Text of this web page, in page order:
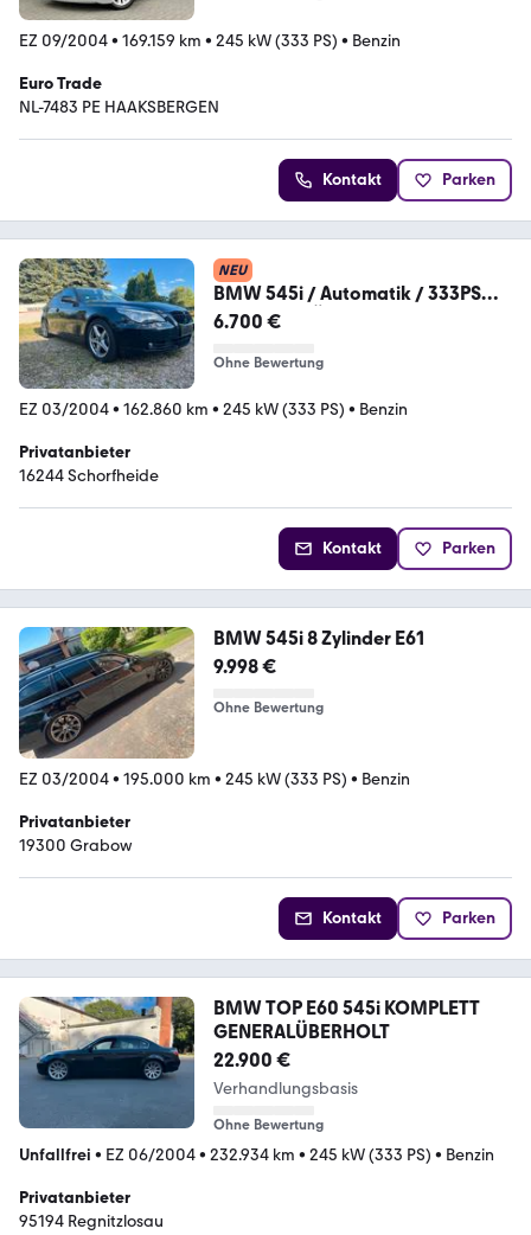
EZ 09/2004• 169.159 km • 245 kW (333 PS) • Benzin
Euro Trade
NL-7483 PE HAAKSBERGEN
Kontakt Parken
NEU
BMW 545i / Automatik / 333PS
Original / TÜ...
6.700 €
Ohne Bewertung
EZ 03/2004• 162.860 km • 245 kW (333 PS) • Benzin
Privatanbieter
16244 Schorfheide
Kontakt Parken
BMW 545i 8 Zylinder E61
9.998 €
Ohne Bewertung
EZ 03/2004• 195.000 km • 245 kW (333 PS) • Benzin
Privatanbieter
19300 Grabow
Kontakt Parken
BMW TOP E60 545i KOMPLETT
GENERALÜBERHOLT
22.900 €
Verhandlungsbasis
Ohne Bewertung
Unfallfrei • EZ 06/2004• 232.934 km • 245 kW (333 PS) • Benzin
Privatanbieter
95194 Regnitzlosau